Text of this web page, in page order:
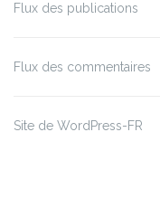
Flux des publications
Flux des commentaires
Site de WordPress-FR